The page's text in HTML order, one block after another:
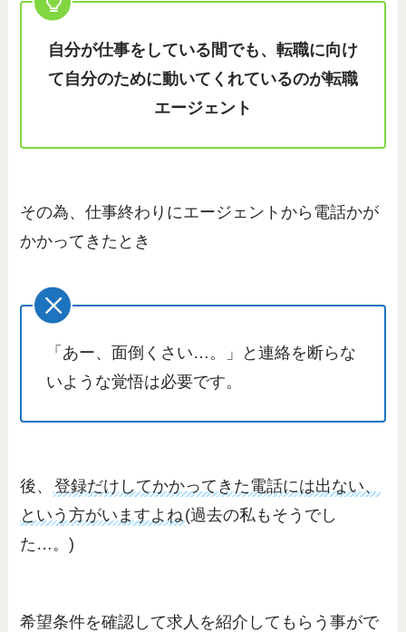
自分が仕事をしている間でも、転職に向け
て自分のために動いてくれているのが転職
エージェント
その為、仕事終わりにエージェントから電話かが
かかってきたとき
「あー、面倒くさい…。」と連絡を断らな
いような覚悟は必要です。
後、 登録だけしてかかってきた電話には出ない、
という方がいますよね (過去の私もそうでし
た…。)
希望条件を確認して求人を紹介してもらう事がで